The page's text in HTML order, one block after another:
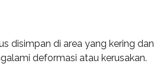
disimpan di area yang kering dan
deformasi atau kerusakan.